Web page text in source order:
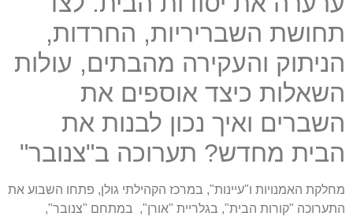
תחושת השבריריות, החרדות,
הניתוק והעקירה מהבתים, עולות
השאלות כיצד אוספים את
השברים ואיך נכון לבנות את
הבית מחדש? תערוכה ב"צנובר"
מחלקת האמנויות ו"עיינות", במרכז הקהילתי גולן, פתחו השבוע את
התערוכה "קורות הבית", בגלריית "אורן", במתחם "צנובר",